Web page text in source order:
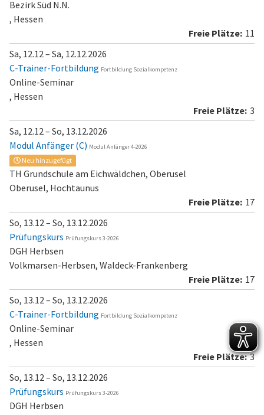
Bezirk Süd N.N.
, Hessen
11
Sa, 12.12 – Sa, 12.12.2026
C-Trainer-Fortbildung Fortbildung Sozialkompetenz
Online-Seminar
, Hessen
3
Sa, 12.12 – So, 13.12.2026
Modul Anfänger (C) Modul Anfänger 4-2026
Neu hinzugefügt
TH Grundschule am Eichwäldchen, Oberusel
Oberusel, Hochtaunus
17
So, 13.12 – So, 13.12.2026
Prüfungskurs Prüfungskurs 3-2026
DGH Herbsen
Volkmarsen-Herbsen, Waldeck-Frankenberg
17
So, 13.12 – So, 13.12.2026
C-Trainer-Fortbildung Fortbildung Sozialkompetenz
Online-Seminar
, Hessen
3
So, 13.12 – So, 13.12.2026
Prüfungskurs Prüfungskurs 3-2026
DGH Herbsen